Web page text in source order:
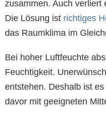
zusammen. Auch verliert
Die Lösung ist richtiges
das Raumklima im
Bei hoher Luftfeuchte
Feuchtigkeit.
entstehen. Deshalb ist
davor mit geeigneten